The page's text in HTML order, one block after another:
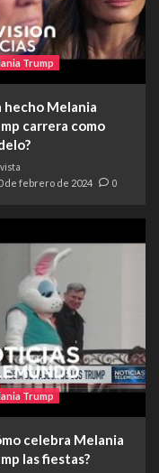
Trump
hecho Melania
carrera como
de febrero de 2024 0
Trump
celebra Melania
las fiestas?